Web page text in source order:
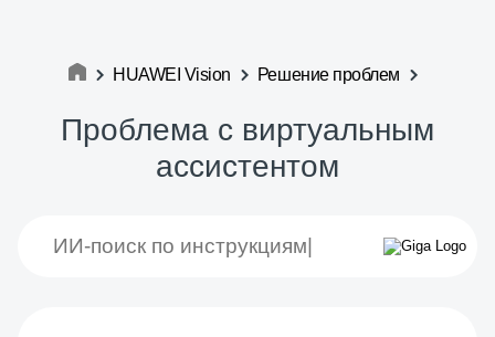
HUAWEI Vision Решение проблем
Проблема с виртуальным
ассистентом